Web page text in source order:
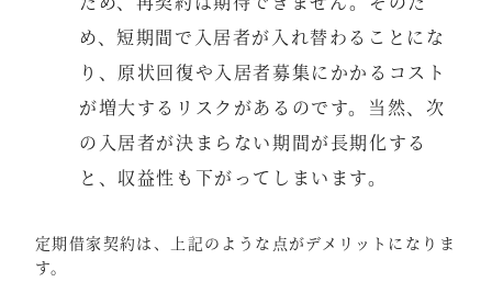
め、短期間で入居者が入れ替わることにな
り、原状回復や入居者募集にかかるコスト
が増大するリスクがあるのです。当然、次
の入居者が決まらない期間が長期化する
と、収益性も下がってしまいます。
定期借家契約は、上記のような点がデメリットになりま
す。